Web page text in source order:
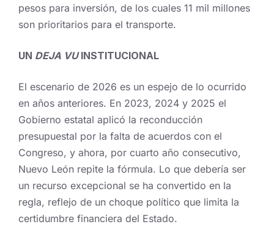
pesos para inversión, de los cuales 11 mil millones
son prioritarios para el transporte.
UN DEJA VUINSTITUCIONAL
El escenario de 2026 es un espejo de lo ocurrido
en años anteriores. En 2023, 2024 y 2025 el
Gobierno estatal aplicó la reconducción
presupuestal por la falta de acuerdos con el
Congreso, y ahora, por cuarto año consecutivo,
Nuevo León repite la fórmula. Lo que debería ser
un recurso excepcional se ha convertido en la
regla, reflejo de un choque político que limita la
certidumbre financiera del Estado.